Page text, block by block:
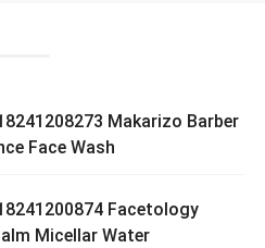
Makarizo Barber
Face Wash
Facetology
Micellar Water